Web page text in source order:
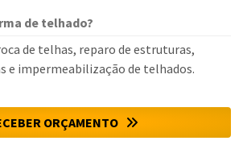
de telhado?
de telhas, reparo de estruturas,
e impermeabilização de telhados.
ORÇAMENTO